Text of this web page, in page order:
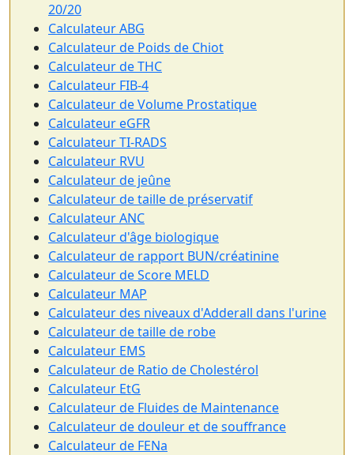
20/20
Calculateur ABG
Calculateur de Poids de Chiot
Calculateur de THC
Calculateur FIB-4
Calculateur de Volume Prostatique
Calculateur eGFR
Calculateur TI-RADS
Calculateur RVU
Calculateur de jeûne
Calculateur de taille de préservatif
Calculateur ANC
Calculateur d'âge biologique
Calculateur de rapport BUN/créatinine
Calculateur de Score MELD
Calculateur MAP
Calculateur des niveaux d'Adderall dans l'urine
Calculateur de taille de robe
Calculateur EMS
Calculateur de Ratio de Cholestérol
Calculateur EtG
Calculateur de Fluides de Maintenance
Calculateur de douleur et de souffrance
Calculateur de FENa